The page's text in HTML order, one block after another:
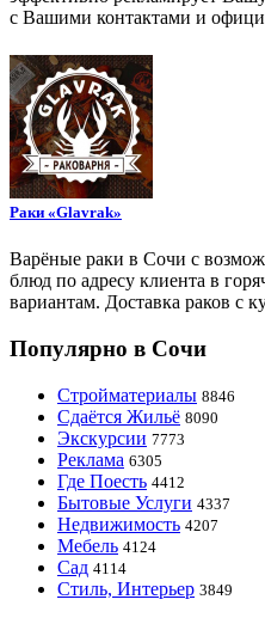
с Вашими контактами и
Раки «Glavrak»
Варёные раки в Сочи с
блюд по адресу клиента в
вариантам. Доставка раков с
Популярно в Сочи
Стройматериалы 8846
Сдаётся Жильё 8090
Экскурсии 7773
Реклама 6305
Где Поесть 4412
Бытовые Услуги 4337
Недвижимость 4207
Мебель 4124
Сад 4114
Стиль, Интерьер 3849